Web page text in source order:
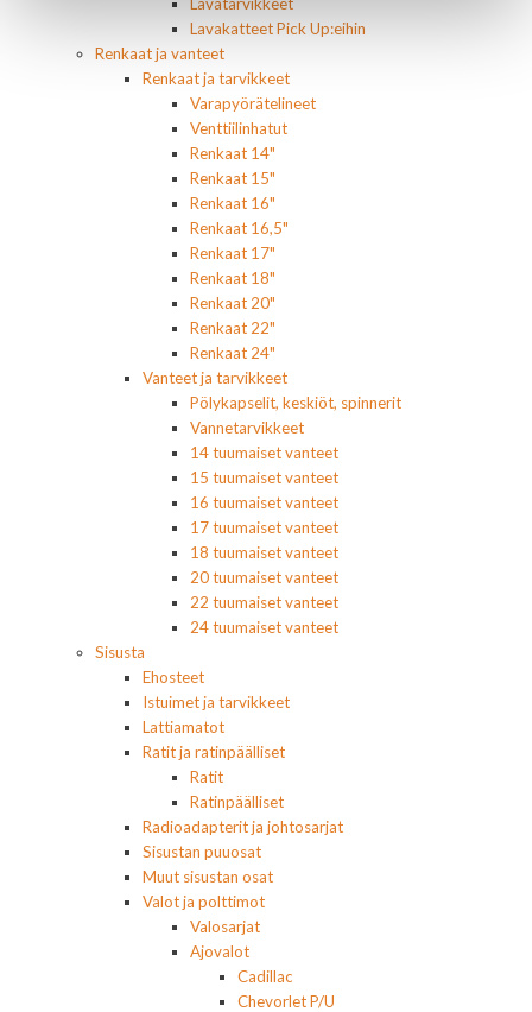
Lavakatteet Pick Up:eihin
Renkaat ja vanteet
Renkaat ja tarvikkeet
Varapyörätelineet
Venttiilinhatut
Renkaat 14"
Renkaat 15"
Renkaat 16"
Renkaat 16,5"
Renkaat 17"
Renkaat 18"
Renkaat 20"
Renkaat 22"
Renkaat 24"
Vanteet ja tarvikkeet
Pölykapselit, keskiöt, spinnerit
Vannetarvikkeet
14 tuumaiset vanteet
15 tuumaiset vanteet
16 tuumaiset vanteet
17 tuumaiset vanteet
18 tuumaiset vanteet
20 tuumaiset vanteet
22 tuumaiset vanteet
24 tuumaiset vanteet
Sisusta
Ehosteet
Istuimet ja tarvikkeet
Lattiamatot
Ratit ja ratinpäälliset
Ratit
Ratinpäälliset
Radioadapterit ja johtosarjat
Sisustan puuosat
Muut sisustan osat
Valot ja polttimot
Valosarjat
Ajovalot
Cadillac
Chevorlet P/U